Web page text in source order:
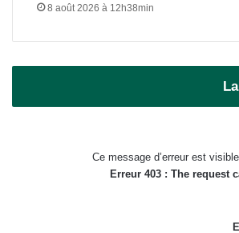
8 août 2026 à 12h38min
Ce message d’erreur est
Erreur 403 : The request